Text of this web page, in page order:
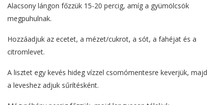
Alacsony lángon főzzük 15-20 percig, amíg a gyümölcsök
megpuhulnak.
Hozzáadjuk az ecetet, a mézet/cukrot, a sót, a fahéjat és a
citromlevet.
A lisztet egy kevés hideg vízzel csomómentesre keverjük, majd
a leveshez adjuk sűrítésként.